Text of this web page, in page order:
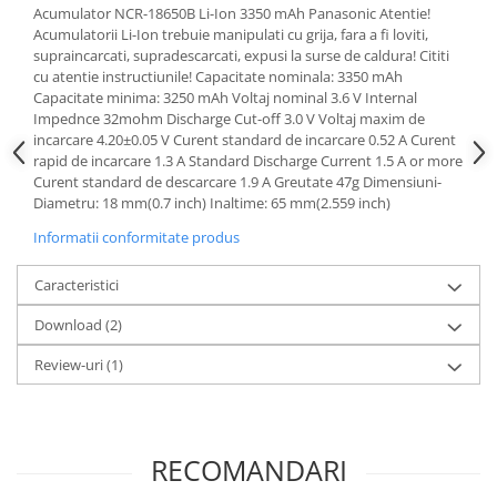
Baterii si acumulatori gel si VRLA
6-12 V
Baterii si acumulatori AGM VRLA
de 6-12 V
Acumulatori Moto, ATV
GEL
AGM
SLA AGM (Sealed Lead Acid)
Deep Cycle - Tractiune/Semi-
Tractiune
Marine & Caravan
APC
Redresoare, incarcatoare si testere
Acumulator NCR-18650B Li-Ion 3350 mAh Panasonic Atentie!
Acumulatorii Li-Ion trebuie manipulati cu grija, fara a fi loviti,
supraincarcati, supradescarcati, expusi la surse de caldura! Cititi
cu atentie instructiunile! Capacitate nominala: 3350 mAh
Capacitate minima: 3250 mAh Voltaj nominal 3.6 V Internal
Impednce 32mohm Discharge Cut-off 3.0 V Voltaj maxim de
incarcare 4.20±0.05 V Curent standard de incarcare 0.52 A Curent
rapid de incarcare 1.3 A Standard Discharge Current 1.5 A or more
Curent standard de descarcare 1.9 A Greutate 47g Dimensiuni-
Diametru: 18 mm(0.7 inch) Inaltime: 65 mm(2.559 inch)
Informatii conformitate produs
Caracteristici
Download (2)
Review-uri(1)
RECOMANDARI